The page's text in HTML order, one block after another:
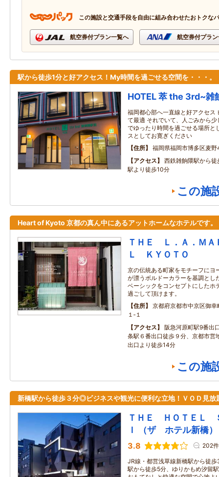
この施設と交通手段を自由に組み合わせたおトクな
航空券付プラン一覧へ 航空券付プラ
駅から徒歩1分と好アクセス！My時間を過ごせる空間を・・・。
HOTEL 萃 the 3rd~雑
福岡都心部へ一直線と好アクセス
て最適 それでいて、人ごみから
でゆったり時間を過ごせる場所と
スとしてお寛ぎください
住所
福岡県福岡市博多区麦野
アクセス
西鉄雑餉隈駅から
駅より徒歩10分
この施
Heart of Kyoto 京都の真ん中にあるアットホームなホテルです。
ＴＨＥ Ｌ．Ａ．Ｍ
Ｌ ＫＹＯＴＯ
京の伝統ある町家をモチーフにヨ
が漂うボルドーカラーを基調とし
ベーシックをコンセプトにしたホ
過ごして頂けます。
住所
京都府京都市中京区御
１‐１
アクセス
阪急河原町駅9番出
条駅６番出口徒歩９分、京都市営
出口より徒歩14分
この施
新橋駅から徒歩３分◎ビジネスや観光に便利な立地！ＶＯＤ見放
ＴＨＥ ＨＯＴＥＬ
Ｉ （ザ ホテル新橋）
3.8 202件
JR線・都営浅草線新橋駅から徒
駅から徒歩5分、ゆりかもめ汐留